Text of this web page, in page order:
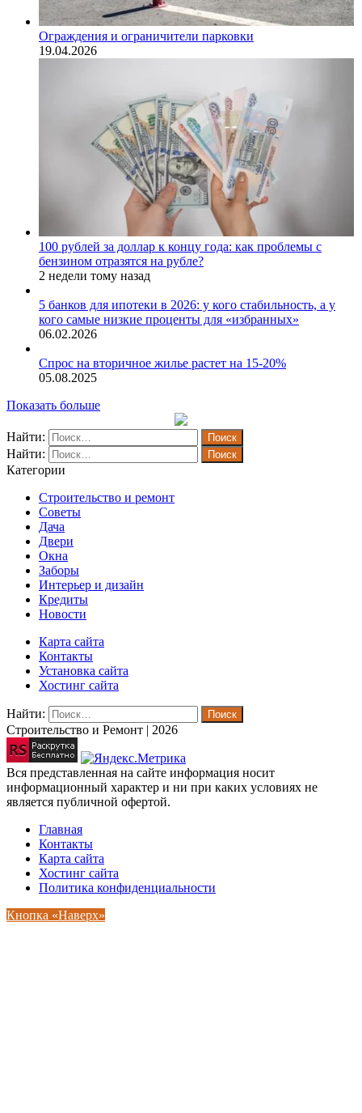
Ограждения и ограничители парковки
19.04.2026
100 рублей за доллар к концу года: как проблемы с
бензином отразятся на рубле?
2 недели тому назад
5 банков для ипотеки в 2026: у кого стабильность, а у
кого самые низкие проценты для «избранных»
06.02.2026
Спрос на вторичное жилье растет на 15-20%
05.08.2025
Показать больше
Найти:
Найти:
Категории
Строительство и ремонт
Советы
Дача
Двери
Окна
Заборы
Интерьер и дизайн
Кредиты
Новости
Карта сайта
Контакты
Установка сайта
Хостинг сайта
Найти:
Строительство и Ремонт | 2026
Вся представленная на сайте информация носит
информационный характер и ни при каких условиях не
является публичной офертой.
Главная
Контакты
Карта сайта
Хостинг сайта
Политика конфиденциальности
Кнопка «Наверх»